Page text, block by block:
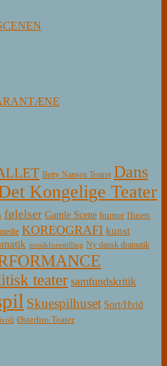
Betty Nansen Teatret Dans
Kongelige Teater
følelser Gamle Scene humor Husets
KOREOGRAFI kunst
musikforestilling Ny dansk dramatik
teater samfundskritik
Skuespilhuset Sort/Hvid
Østerbro Teater